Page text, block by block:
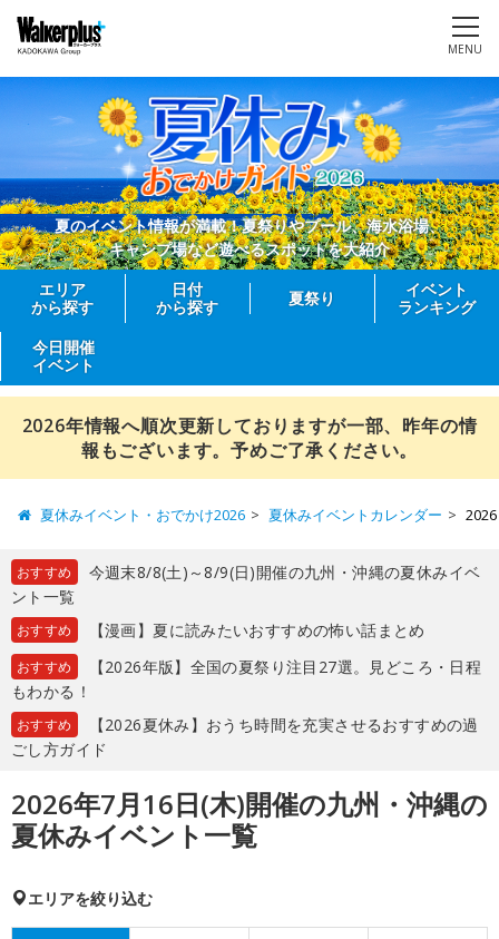
MENU
夏のイベント情報が満載！夏祭りやプール、海水浴場、
キャンプ場など遊べるスポットを大紹介
エリア
から探す
日付
から探す
夏祭り
イベント
ランキング
今日開催
イベント
2026年情報へ順次更新しておりますが一部、昨年の情
報もございます。予めご了承ください。
夏休みイベント・おでかけ2026 夏休みイベントカレンダー
おすすめ
今週末8/8(土)～8/9(日)開催の九州・沖縄の夏休みイベ
ント一覧
おすすめ 【漫画】夏に読みたいおすすめの怖い話まとめ
おすすめ
【2026年版】全国の夏祭り注目27選。見どころ・日程
もわかる！
おすすめ
【2026夏休み】おうち時間を充実させるおすすめの過
ごし方ガイド
2026年7月16日(木)開催の九州・沖縄の
夏休みイベント一覧
エリアを絞り込む